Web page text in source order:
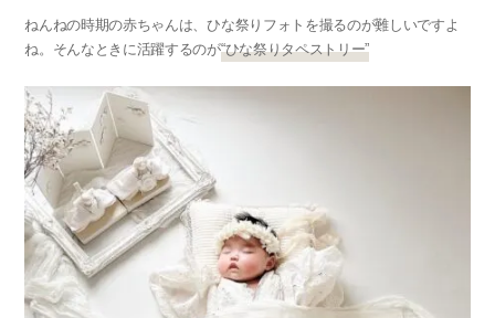
ねんねの時期の赤ちゃんは、ひな祭りフォトを撮るのが難しいですよ
ね。そんなときに活躍するのが“ひな祭りタペストリー”